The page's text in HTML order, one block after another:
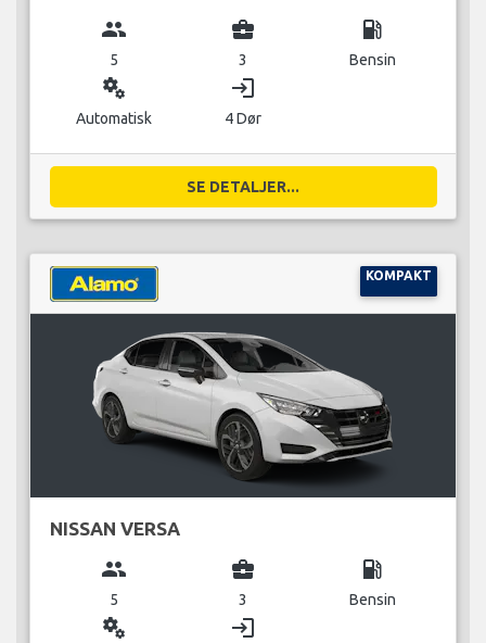
group
5
business_center
3
local_gas_station
Bensin
miscellaneous_services
Automatisk
login
4 Dør
SE DETALJER...
KOMPAKT
NISSAN VERSA
group
5
business_center
3
local_gas_station
Bensin
miscellaneous_services login